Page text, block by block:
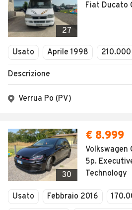
27
Fiat Ducato
Usato Aprile 1998
Descrizione
Verrua Po (PV)
30
€ 8.999
Volkswagen
5p.
Technology
Usato Febbraio 2016